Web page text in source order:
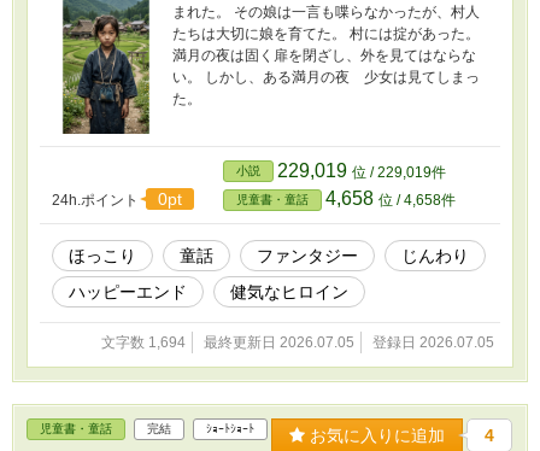
まれた。 その娘は一言も喋らなかったが、村人
たちは大切に娘を育てた。 村には掟があった。
満月の夜は固く扉を閉ざし、外を見てはならな
い。 しかし、ある満月の夜 少女は見てしまっ
た。
24h.ポイント 0pt
小説 229,019 位 / 229,019件
児童書・童話 4,658 位 / 4,658件
ほっこり 童話 ファンタジー
じんわり
ハッピーエンド
健気なヒロイン
文字数 1,694 最終更新日 2026.07.05 登録日 2026.07.05
児童書・童話 完結 ｼｮｰﾄｼｮｰﾄ お気に入りに追加 4